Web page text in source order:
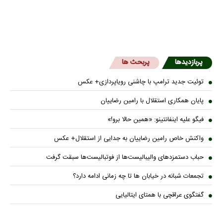
پربازدیدها پربحث ها
توئیت جدید ترامپ با چاشنی رویاپردازی+ عکس
پایان همکاری استقلال با رامین رضاییان
فیگو علیه اینفانتینو: «همین حالا برو!»
واکنش خاص رامین رضاییان به جدایی از استقلال+ عکس
حباب دستمزدهای والیبالیست‌ها از فوتبالیست‌ها سبقت گرفت
تجمعات شبانه در خیابان ها تا چه زمانی ادامه دارد؟
گفتگوی عراقچی با همتای ایتالیایی